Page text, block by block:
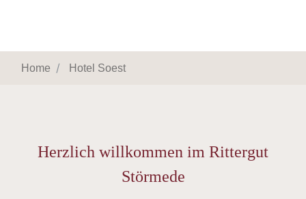
Home Hotel Soest
Herzlich willkommen im Rittergut
Störmede